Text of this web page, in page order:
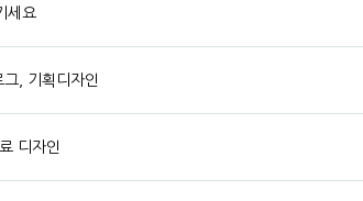
세요
, 기획디자인
디자인